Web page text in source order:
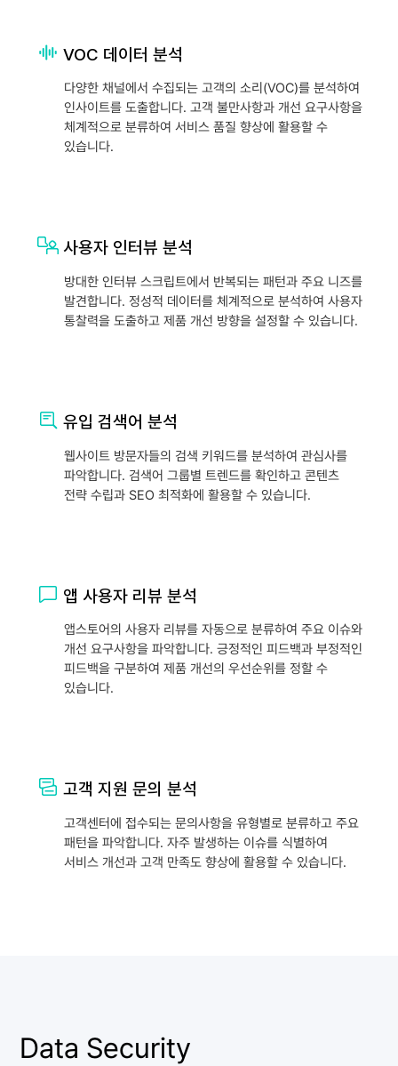
VOC 데이터 분석
다양한 채널에서 수집되는 고객의 소리(VOC)를 분석하여
인사이트를 도출합니다. 고객 불만사항과 개선 요구사항을
체계적으로 분류하여 서비스 품질 향상에 활용할 수
있습니다.
사용자 인터뷰 분석
방대한 인터뷰 스크립트에서 반복되는 패턴과 주요 니즈를
발견합니다. 정성적 데이터를 체계적으로 분석하여 사용자
통찰력을 도출하고 제품 개선 방향을 설정할 수 있습니다.
유입 검색어 분석
웹사이트 방문자들의 검색 키워드를 분석하여 관심사를
파악합니다. 검색어 그룹별 트렌드를 확인하고 콘텐츠
전략 수립과 SEO 최적화에 활용할 수 있습니다.
앱 사용자 리뷰 분석
앱스토어의 사용자 리뷰를 자동으로 분류하여 주요 이슈와
개선 요구사항을 파악합니다. 긍정적인 피드백과 부정적인
피드백을 구분하여 제품 개선의 우선순위를 정할 수
있습니다.
고객 지원 문의 분석
고객센터에 접수되는 문의사항을 유형별로 분류하고 주요
패턴을 파악합니다. 자주 발생하는 이슈를 식별하여
서비스 개선과 고객 만족도 향상에 활용할 수 있습니다.
Data Security